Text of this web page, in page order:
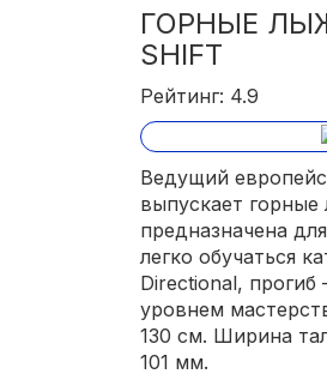
ГОРНЫЕ
SHIFT
Рейтинг: 4.9
Ведущий
выпускает
предназначена
легко обучаться
Directional,
уровнем
130 см. Ширина
101 мм.